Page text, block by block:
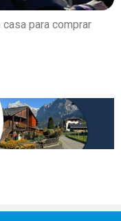
para comprar